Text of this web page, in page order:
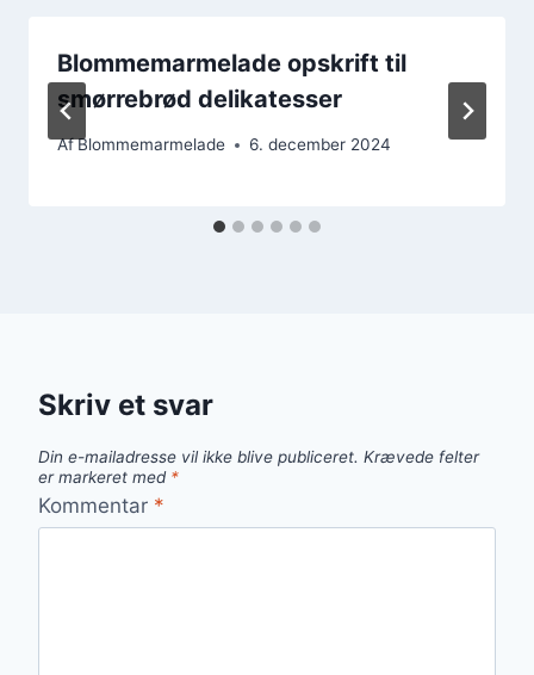
Blommemarmelade opskrift til
smørrebrød delikatesser
AfBlommemarmelade 6. december 2024
Skriv et svar
Din e-mailadresse vil ikke blive publiceret. Krævede felter
er markeret med *
Kommentar *